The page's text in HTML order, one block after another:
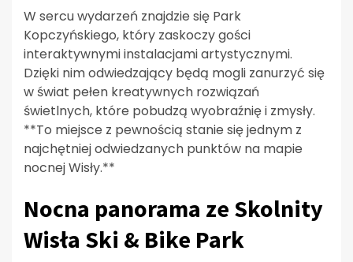
W sercu wydarzeń znajdzie się Park
Kopczyńskiego, który zaskoczy gości
interaktywnymi instalacjami artystycznymi.
Dzięki nim odwiedzający będą mogli zanurzyć się
w świat pełen kreatywnych rozwiązań
świetlnych, które pobudzą wyobraźnię i zmysły.
**To miejsce z pewnością stanie się jednym z
najchętniej odwiedzanych punktów na mapie
nocnej Wisły.**
Nocna panorama ze Skolnity
Wisła Ski & Bike Park